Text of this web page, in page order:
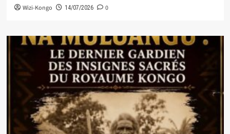
Wizi-Kongo 14/07/2026 0